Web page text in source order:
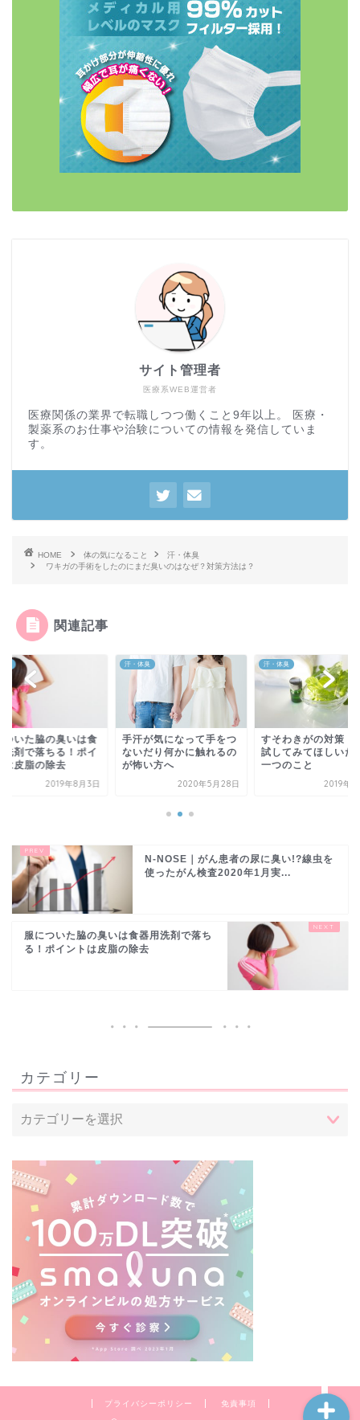
医療系WEB運営者
サイト管理者
医療関係の業界で転職しつつ働くこと9年以上。 医療・
製薬系のお仕事や治験についての情報を発信していま
す。
HOME 体の気になること
汗・体臭
ワキガの手術をしたのにまだ臭いのはなぜ？対策方法は？
関連記事
が気になって手をつ
だり何かに触れるの
い方へ
2020年5月28日
汗・体臭
すそわきがの対策｜まず
試してみてほしいたった
一つのこと
2019年8月3日
汗・体臭
服についた脇の臭い
器用洗剤で落ちる！
ントは皮脂の除去
2019年8
N-NOSE｜がん患者の尿に臭い!?線虫を
使ったがん検査2020年1月実...
服についた脇の臭いは食器用洗剤で落ち
る！ポイントは皮脂の除去
カテゴリー
プライバシーポリシー 免責事項
トップページ
看護師転職
治験について
体の気になること